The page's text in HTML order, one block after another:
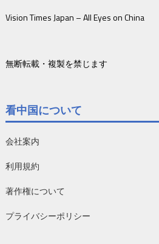
Vision Times Japan – All Eyes on China
無断転載・複製を禁じます
看中国について
会社案内
利用規約
著作権について
プライバシーポリシー